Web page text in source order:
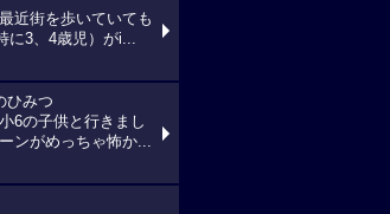
最近街を歩いていても
に3、4歳児）がi...
ひみつ
6の子供と行きまし
ンがめっちゃ怖か...